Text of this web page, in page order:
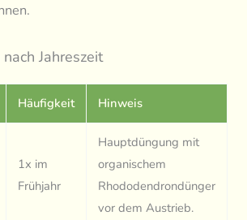
Jahreszeit
Häufigkeit Hinweis
1x im
Frühjahr
Hauptdüngung mit
organischem
Rhododendrondünger
vor dem Austrieb.